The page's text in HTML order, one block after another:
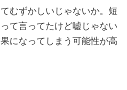
むずかしいじゃないか。短
て言ってたけど嘘じゃない
になってしまう可能性が高